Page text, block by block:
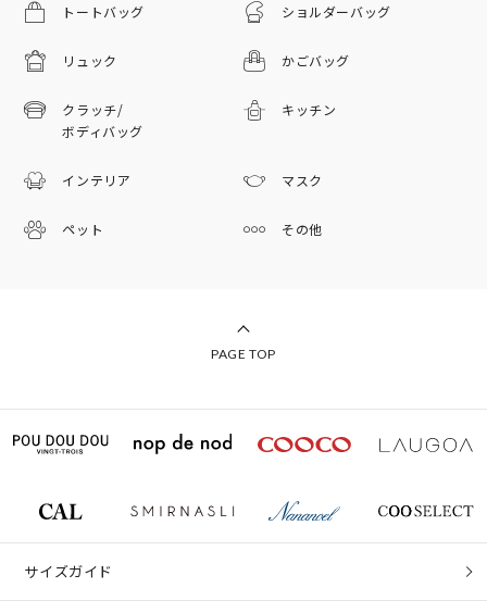
トートバッグ ショルダーバッグ
リュック かごバッグ
クラッチ/
ボディバッグ
キッチン
インテリア マスク
ペット その他
PAGE TOP
サイズガイド